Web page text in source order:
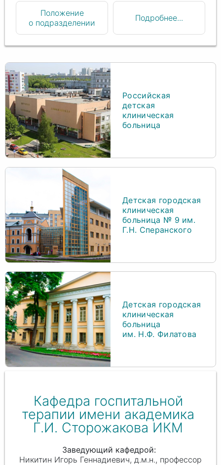
Положение
о подразделении
Подробнее...
Российская
детская
клиническая
больница
Детская городская
клиническая
больница № 9 им.
Г.Н. Сперанского
Детская городская
клиническая
больница
им. Н.Ф. Филатова
Кафедра госпитальной
терапии имени академика
Г.И. Сторожакова ИКМ
Заведующий кафедрой
Никитин Игорь Геннадиевич д.м.н., профессор